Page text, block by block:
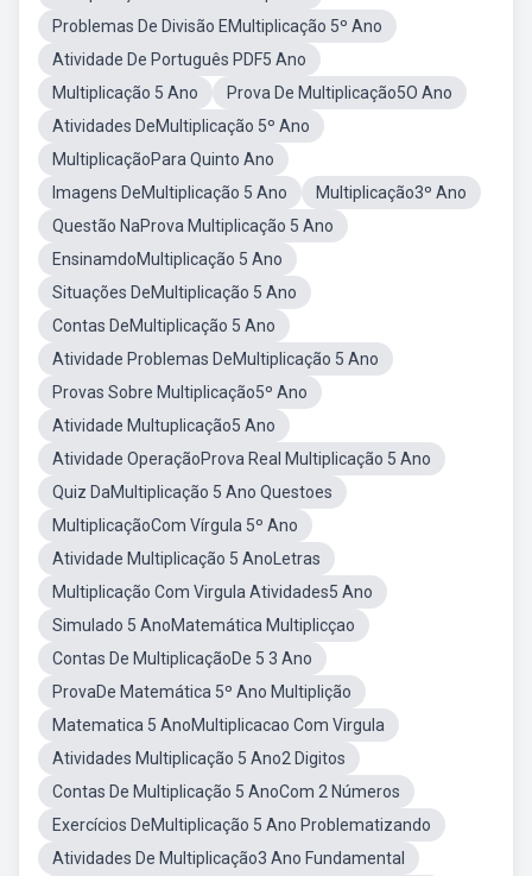
Problemas De Divisão EMultiplicação 5º Ano
Atividade De Português PDF5 Ano
Multiplicação 5 Ano
Prova De Multiplicação5O Ano
Atividades DeMultiplicação 5º Ano
MultiplicaçãoPara Quinto Ano
Imagens DeMultiplicação 5 Ano
Multiplicação3º Ano
Questão NaProva Multiplicação 5 Ano
EnsinamdoMultiplicação 5 Ano
Situações DeMultiplicação 5 Ano
Contas DeMultiplicação 5 Ano
Atividade Problemas DeMultiplicação 5 Ano
Provas Sobre Multiplicação5º Ano
Atividade Multuplicação5 Ano
Atividade OperaçãoProva Real Multiplicação 5 Ano
Quiz DaMultiplicação 5 Ano Questoes
MultiplicaçãoCom Vírgula 5º Ano
Atividade Multiplicação 5 AnoLetras
Multiplicação Com Virgula Atividades5 Ano
Simulado 5 AnoMatemática Multiplicçao
Contas De MultiplicaçãoDe 5 3 Ano
ProvaDe Matemática 5º Ano Multiplição
Matematica 5 AnoMultiplicacao Com Virgula
Atividades Multiplicação 5 Ano2 Digitos
Contas De Multiplicação 5 AnoCom 2 Números
Exercícios DeMultiplicação 5 Ano Problematizando
Atividades De Multiplicação3 Ano Fundamental